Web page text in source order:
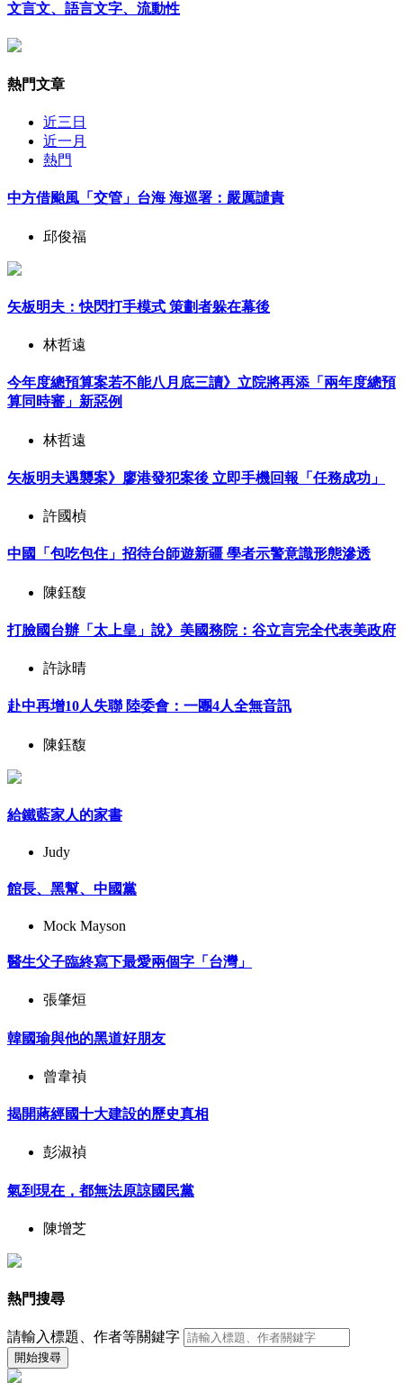
文言文、語言文字、流動性
熱門文章
近三日
近一月
熱門
中方借颱風「交管」台海 海巡署：嚴厲譴責
邱俊福
矢板明夫：快閃打手模式 策劃者躲在幕後
林哲遠
今年度總預算案若不能八月底三讀》立院將再添「兩年度總預
算同時審」新惡例
林哲遠
矢板明夫遇襲案》廖港發犯案後 立即手機回報「任務成功」
許國楨
中國「包吃包住」招待台師遊新疆 學者示警意識形態滲透
陳鈺馥
打臉國台辦「太上皇」說》美國務院：谷立言完全代表美政府
許詠晴
赴中再增10人失聯 陸委會：一團4人全無音訊
陳鈺馥
給鐵藍家人的家書
Judy
館長、黑幫、中國黨
Mock Mayson
醫生父子臨終寫下最愛兩個字「台灣」
張肇烜
韓國瑜與他的黑道好朋友
曾韋禎
揭開蔣經國十大建設的歷史真相
彭淑禎
氣到現在，都無法原諒國民黨
陳增芝
熱門搜尋
請輸入標題、作者等關鍵字
開始搜尋